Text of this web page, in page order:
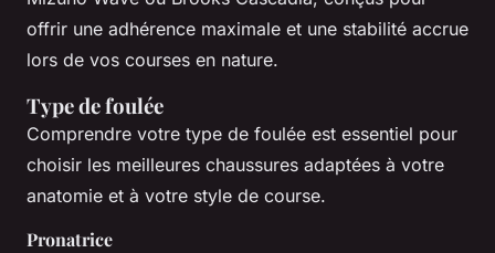
offrir une adhérence maximale et une stabilité accrue
lors de vos courses en nature.
Type de foulée
Comprendre votre type de foulée est essentiel pour
choisir les meilleures chaussures adaptées à votre
anatomie et à votre style de course.
Pronatrice